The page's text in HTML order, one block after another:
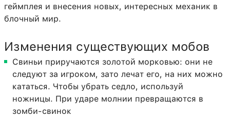
геймплея и внесения новых, интересных механик в
блочный мир.
Изменения существующих мобов
Свиньи приручаются золотой морковью: они не
следуют за игроком, зато лечат его, на них можно
кататься. Чтобы убрать седло, используй
ножницы. При ударе молнии превращаются в
зомби-свинок